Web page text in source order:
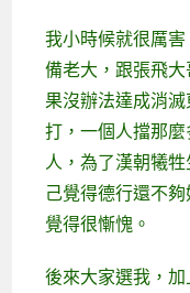
我小時候就很厲
備老大，跟張飛
果沒辦法達成消
打，一個人擋那
人，為了漢朝犧
己覺得德行還不
覺得很慚愧。
後來大家選我，